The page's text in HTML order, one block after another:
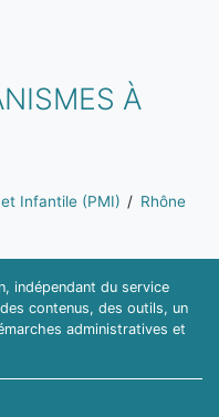
À
Infantile (PMI)
Rhône
indépendant du service
contenus, des outils, un
administratives et